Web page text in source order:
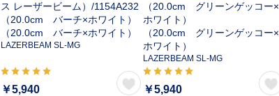
ス レーザービーム）/1154A232
（20.0cm バーチ×ホワイト）
（20.0cm バーチ×ホワイト）
LAZERBEAM SL-MG
￥5,940
（20.0cm グリーンゲッコー×
ホワイト）
（20.0cm グリーンゲッコー×
ホワイト）
LAZERBEAM SL-MG
￥5,940